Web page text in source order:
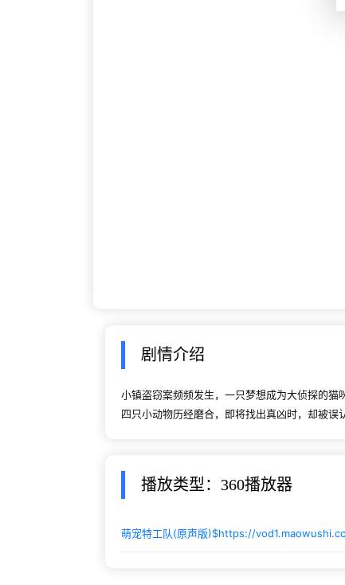
剧情介绍
小镇盗窃案频频发生，一只梦想成为大侦探的猫
四只小动物历经磨合，即将找出真凶时，却被
播放类型：360播放器
萌宠特工队(原声版)$https://